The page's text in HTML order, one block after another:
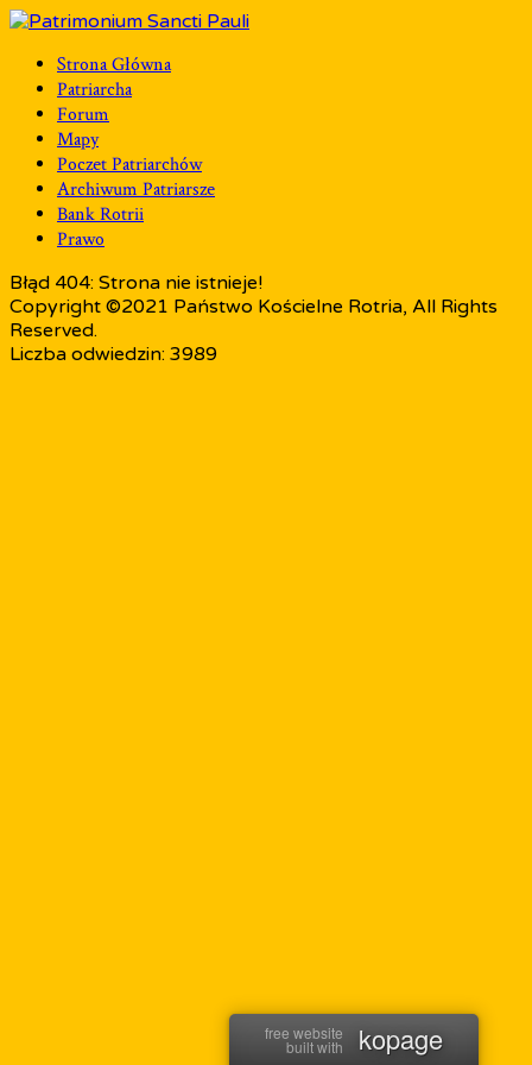
Strona Główna
Patriarcha
Forum
Mapy
Poczet Patriarchów
Archiwum Patriarsze
Bank Rotrii
Prawo
Błąd 404: Strona nie istnieje!
Copyright ©2021 Państwo Kościelne Rotria, All Rights
Reserved.
Liczba odwiedzin: 3989
free website
built with kopage